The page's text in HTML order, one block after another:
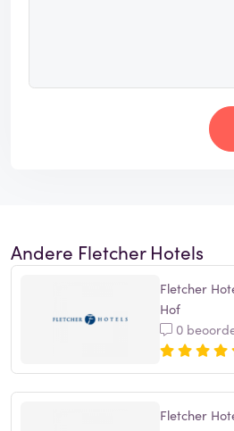
Andere Fletcher Hotels
Fletcher
Hof
0
Fletcher